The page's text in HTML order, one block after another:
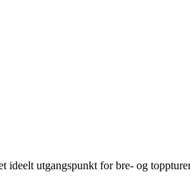
utgangspunkt for bre- og